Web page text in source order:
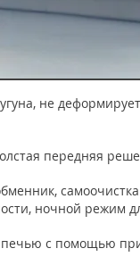
не
передняя
ночной режим
с помощью